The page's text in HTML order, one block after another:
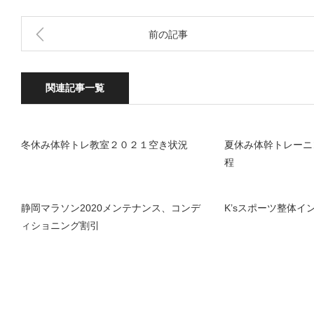
前の記事
関連記事一覧
冬休み体幹トレ教室２０２１空き状況
夏休み体幹トレー
程
静岡マラソン2020メンテナンス、コンデ
ィショニング割引
K’sスポーツ整体イ